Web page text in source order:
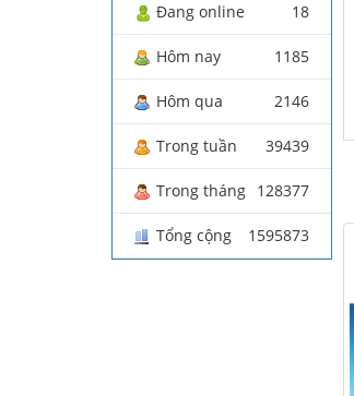
Đang online 18
Hôm nay 1185
Hôm qua 2146
Trong tuần 39439
Trong tháng 128377
Tổng cộng 1595873